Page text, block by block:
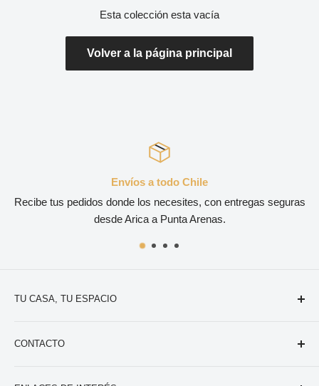
Esta colección esta vacía
Volver a la página principal
Envíos a todo Chile
Recibe tus pedidos donde los necesites, con entregas seguras
desde Arica a Punta Arenas.
TU CASA, TU ESPACIO
una gran variedad de opciones con la mejor calidad.
CONTACTO